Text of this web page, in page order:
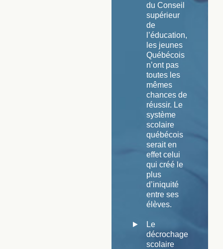
du Conseil
supérieur
de
l’éducation,
les jeunes
Québécois
n’ont pas
toutes les
mêmes
chances de
réussir. Le
système
scolaire
québécois
serait en
effet celui
qui créé le
plus
d’iniquité
entre ses
élèves.
Le
décrochage
scolaire